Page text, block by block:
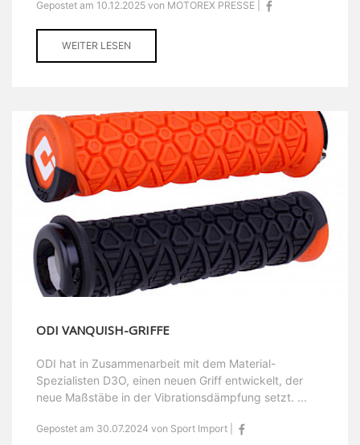
Gepostet am 10.12.2025 von MOTOREX PRESSE |
WEITER LESEN
ODI VANQUISH-GRIFFE
ODI hat in Zusammenarbeit mit dem Material-
Spezialisten D3O, einen neuen Griff entwickelt, der
neue Maßstäbe in der Vibrationsdämpfung setzt. ...
Gepostet am 30.07.2024 von Sport Import |